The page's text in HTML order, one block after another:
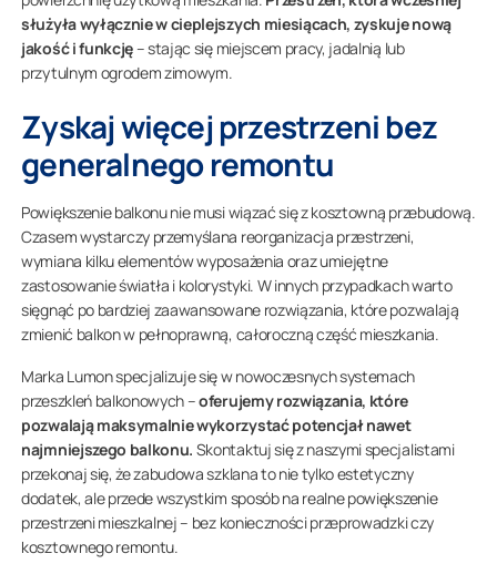
służyła wyłącznie w cieplejszych miesiącach, zyskuje nową
jakość i funkcję– stając się miejscem pracy, jadalnią lub
przytulnym ogrodem zimowym.
Zyskaj więcej przestrzeni bez
generalnego remontu
Powiększenie balkonu nie musi wiązać się z kosztowną przebudową.
Czasem wystarczy przemyślana reorganizacja przestrzeni,
wymiana kilku elementów wyposażenia oraz umiejętne
zastosowanie światła i kolorystyki. W innych przypadkach warto
sięgnąć po bardziej zaawansowane rozwiązania, które pozwalają
zmienić balkon w pełnoprawną, całoroczną część mieszkania.
Marka Lumon specjalizuje się w nowoczesnych systemach
przeszkleń balkonowych –oferujemy rozwiązania, które
pozwalają maksymalnie wykorzystać potencjał nawet
najmniejszego balkonu. Skontaktuj się z naszymi specjalistami
przekonaj się, że zabudowa szklana to nie tylko estetyczny
dodatek, ale przede wszystkim sposób na realne powiększenie
przestrzeni mieszkalnej – bez konieczności przeprowadzki czy
kosztownego remontu.